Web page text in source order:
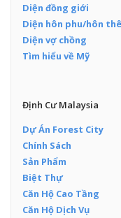
Diện đồng giới
Diện hôn phu/hôn
Diện vợ chồng
Tìm hiểu về Mỹ
Định Cư Malaysia
Dự Án Forest City
Chính Sách
Sản Phẩm
Biệt Thự
Căn Hộ Cao Tầng
Căn Hộ Dịch Vụ